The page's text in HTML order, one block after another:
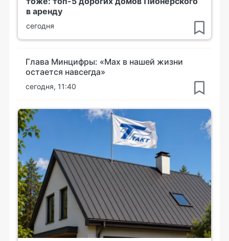
в аренду
сегодня
Глава Минцифры: «Мах в нашей жизни
остается навсегда»
сегодня, 11:40